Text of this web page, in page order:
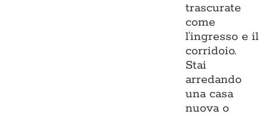
trascurate
come
l’ingresso e il
corridoio.
Stai
arredando
una casa
nuova o